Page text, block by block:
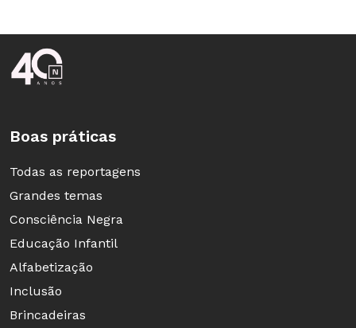
Rodapé da Nova Escola
Boas práticas
Todas as reportagens
Grandes temas
Consciência Negra
Educação Infantil
Alfabetização
Inclusão
Brincadeiras